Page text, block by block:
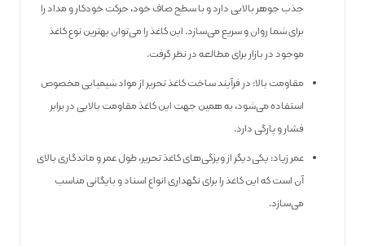
جذب جوهر بالایی دارد و با سطح صاف خود، حرکت خودکار و مداد را
برای شما روان و سریع می‌سازد. این کاغذ را می‌توان بهترین نوع کاغذ
موجود در بازار برای مطالعه در نظر گرفت.
مقاومت بالا: در فرآیند ساخت کاغذ تحریر از مواد شیمیایی مخصوص
استفاده می‌شود، به همین جهت این کاغذ مقاومت بالایی در برابر
فشار و پارگی دارد.
عمر زیاد: یکی‌دیگر از ویژگی‌های کاغذ تحریر، طول عمر و ماندگاری بالای
آن است که این کاغذ را برای نگهداری انواع اسناد و بایگانی مناسب
می‌سازد.